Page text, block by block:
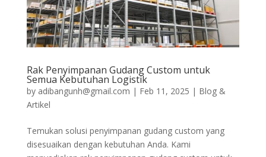
Rak Penyimpanan Gudang Custom untuk
Semua Kebutuhan Logistik
by adibangunh@gmail.com | Feb 11, 2025 | Blog &
Artikel
Temukan solusi penyimpanan gudang custom yang
disesuaikan dengan kebutuhan Anda. Kami